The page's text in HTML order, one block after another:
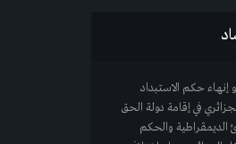
حكم الاستبداد
في إقامة دولة الحق
الديمقراطية والحكم